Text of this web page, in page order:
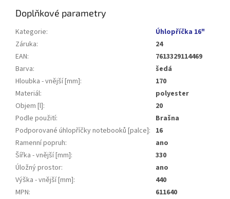
Doplňkové parametry
Kategorie:
Úhlopříčka 16"
Záruka:
24
EAN:
7613329114469
Barva:
šedá
Hloubka - vnější [mm]:
170
Materiál:
polyester
Objem [l]:
20
Podle použití:
Brašna
Podporované úhlopříčky notebooků [palce]: 16
Ramenní popruh:
ano
Šířka - vnější [mm]:
330
Úložný prostor:
ano
Výška - vnější [mm]:
440
MPN: 611640